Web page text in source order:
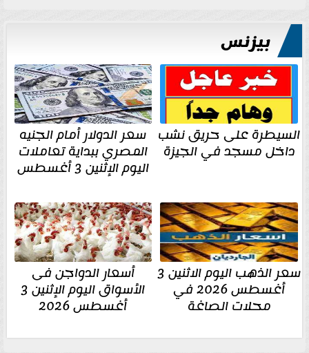
بيزنس
السيطرة على حريق نشب
داخل مسجد في الجيزة
سعر الدولار أمام الجنيه
المصري ببداية تعاملات
اليوم الإثنين 3 أغسطس
سعر الذهب اليوم الاثنين 3
أغسطس 2026 في
محلات الصاغة
أسعار الدواجن فى
الأسواق اليوم الإثنين 3
أغسطس 2026